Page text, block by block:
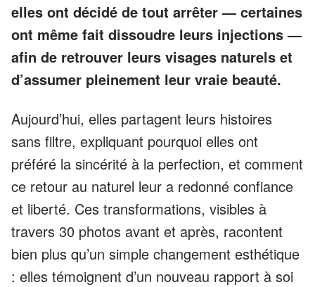
elles ont décidé de tout arrêter — certaines
ont même fait dissoudre leurs injections —
afin de retrouver leurs visages naturels et
d’assumer pleinement leur vraie beauté.
Aujourd’hui, elles partagent leurs histoires
sans filtre, expliquant pourquoi elles ont
préféré la sincérité à la perfection, et comment
ce retour au naturel leur a redonné confiance
et liberté. Ces transformations, visibles à
travers 30 photos avant et après, racontent
bien plus qu’un simple changement esthétique
: elles témoignent d’un nouveau rapport à soi